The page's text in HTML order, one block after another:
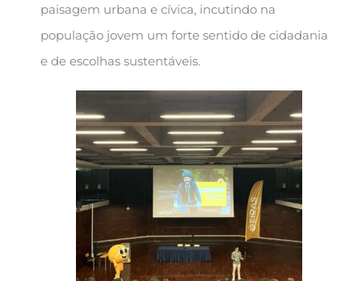
paisagem urbana e cívica, incutindo na
população jovem um forte sentido de cidadania
e de escolhas sustentáveis.